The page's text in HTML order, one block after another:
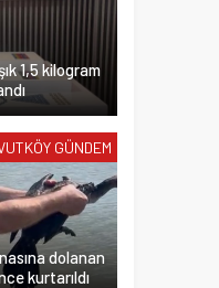
1,5 kilogram
GÜNDEM
dolanan
kurtarıldı